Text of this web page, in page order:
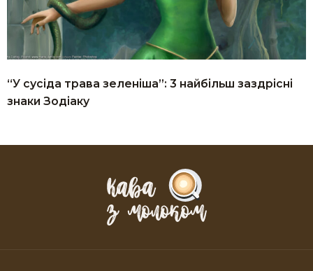
“У сусіда трава зеленіша”: 3 найбільш заздрісні
знаки Зодіаку